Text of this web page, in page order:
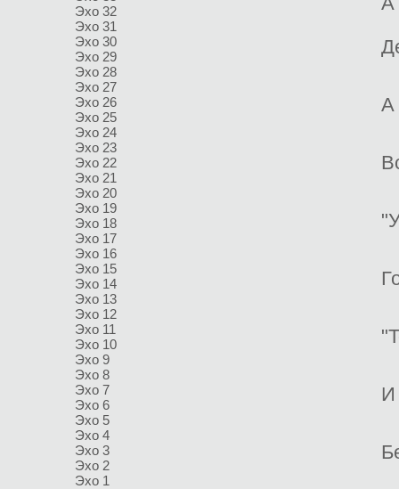
Эхо 32
Эхо 31
Эхо 30
Эхо 29
Эхо 28
Эхо 27
Эхо 26
Эхо 25
Эхо 24
Эхо 23
Эхо 22
Эхо 21
Эхо 20
Эхо 19
Эхо 18
Эхо 17
Эхо 16
Эхо 15
Эхо 14
Эхо 13
Эхо 12
Эхо 11
Эхо 10
Эхо 9
Эхо 8
Эхо 7
Эхо 6
Эхо 5
Эхо 4
Эхо 3
Эхо 2
Эхо 1
А
И